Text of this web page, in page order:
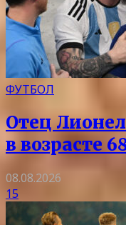
ФУТБОЛ
Отец
в возрасте
08.08.2026
15